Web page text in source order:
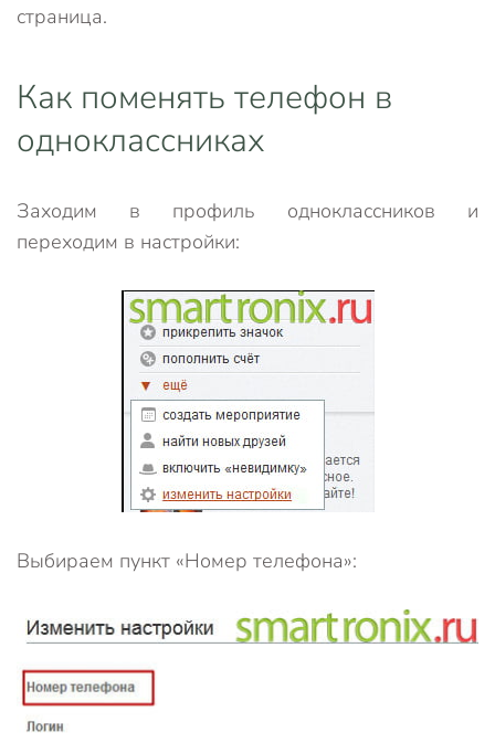
страница.
Как поменять телефон в
одноклассниках
Заходим в профиль одноклассников и
переходим в настройки:
Выбираем пункт «Номер телефона»: